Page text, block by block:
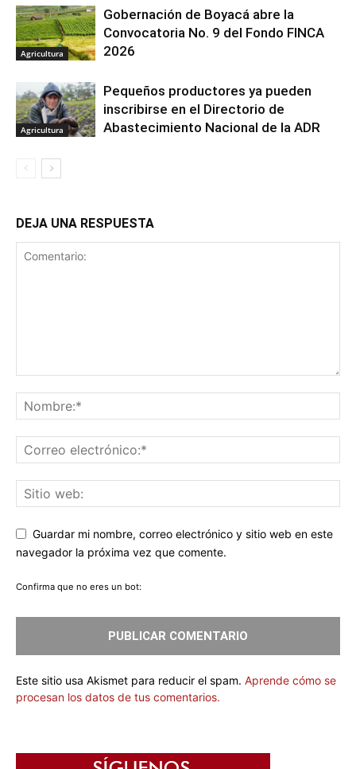
Agricultura
Gobernación de Boyacá abre la
Convocatoria No. 9 del Fondo FINCA
2026
Agricultura
Pequeños productores ya pueden
inscribirse en el Directorio de
Abastecimiento Nacional de la ADR
DEJA UNA RESPUESTA
Guardar mi nombre, correo electrónico y sitio web en este
navegador la próxima vez que comente.
Confirma que no eres un bot:
Este sitio usa Akismet para reducir el spam. Aprende cómo se
procesan los datos de tus comentarios.